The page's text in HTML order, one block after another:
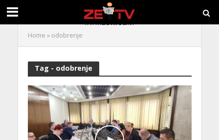
Home » odobrenje
Tag - odobrenje